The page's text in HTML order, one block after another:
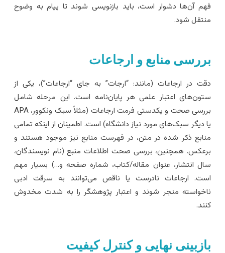
آن‌ها دشوار است، باید بازنویسی شوند تا پیام به وضوح
شود.
منابع و ارجاعات
در ارجاعات (مانند: “ارجات” به جای “ارجاعات”)، یکی از
اعتبار علمی هر پایان‌نامه است. این مرحله شامل
بررسی صحت و یکدستی فرمت ارجاعات (مثلاً سبک ونکوور، APA
دیگر سبک‌های مورد نیاز دانشگاه) است. اطمینان از اینکه تمامی
ذکر شده در متن، در فهرست منابع نیز موجود هستند و
همچنین، بررسی صحت اطلاعات منبع (نام نویسندگان،
انتشار، عنوان مقاله/کتاب، شماره صفحه و…) بسیار مهم
ارجاعات نادرست یا ناقص می‌توانند به سرقت ادبی
منجر شوند و اعتبار پژوهشگر را به شدت مخدوش
نهایی و کنترل کیفیت